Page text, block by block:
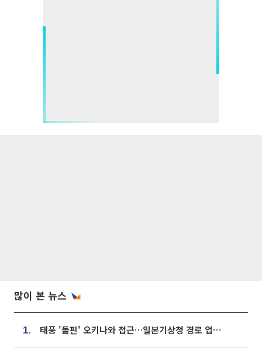
많이 본 뉴스
1. 태풍 '돌핀' 오키나와 접근…일본기상청 경로 업데이트